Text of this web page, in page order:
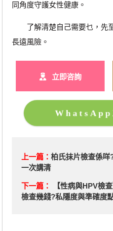
同角度守護女性健康。
了解清楚自己需要乜，先
長遠風險。
立即咨詢
WhatsApp
上一篇： 柏氏抹片檢查係咩
一次講清
下一篇：
【性病與HPV檢
檢查幾錢?私隱度與準確度